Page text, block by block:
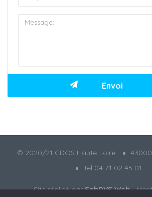
© 2020/21 CDOS Haute-Loire
Tel 04 71 02 45 01
Site réalisé parSebDVS Web-